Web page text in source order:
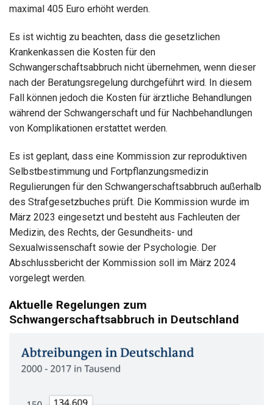
maximal 405 Euro erhöht werden.
Es ist wichtig zu beachten, dass die gesetzlichen
Krankenkassen die Kosten für den
Schwangerschaftsabbruch nicht übernehmen, wenn dieser
nach der Beratungsregelung durchgeführt wird. In diesem
Fall können jedoch die Kosten für ärztliche Behandlungen
während der Schwangerschaft und für Nachbehandlungen
von Komplikationen erstattet werden.
Es ist geplant, dass eine Kommission zur reproduktiven
Selbstbestimmung und Fortpflanzungsmedizin
Regulierungen für den Schwangerschaftsabbruch außerhalb
des Strafgesetzbuches prüft. Die Kommission wurde im
März 2023 eingesetzt und besteht aus Fachleuten der
Medizin, des Rechts, der Gesundheits- und
Sexualwissenschaft sowie der Psychologie. Der
Abschlussbericht der Kommission soll im März 2024
vorgelegt werden.
Aktuelle Regelungen zum
Schwangerschaftsabbruch in Deutschland